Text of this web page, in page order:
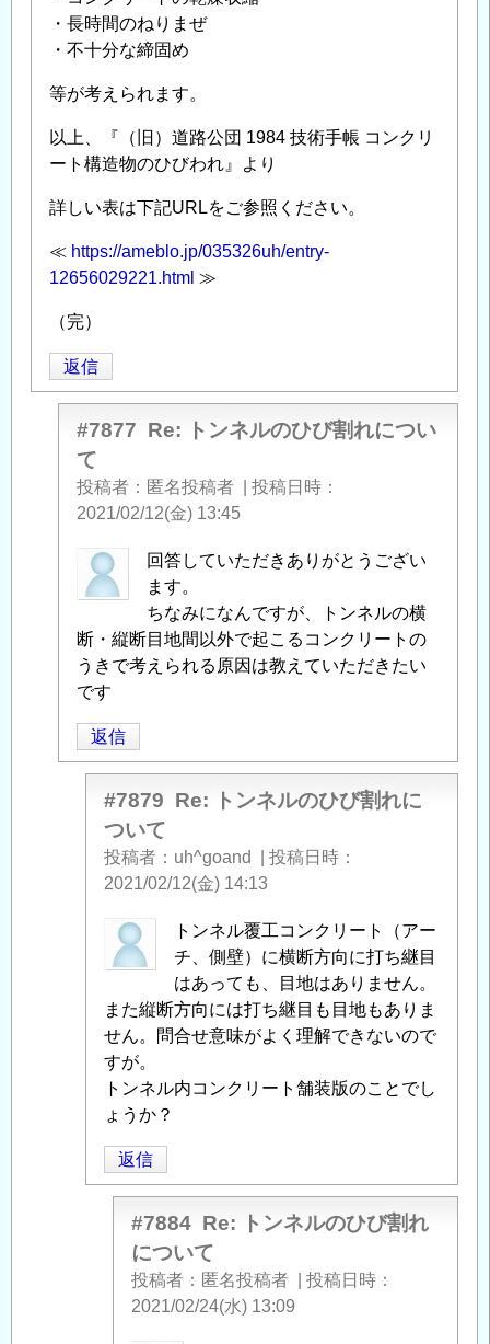
・長時間のねりまぜ
・不十分な締固め
等が考えられます。
以上、『（旧）道路公団 1984 技術手帳 コンクリ
ート構造物のひびわれ』より
詳しい表は下記URLをご参照ください。
≪ https://ameblo.jp/035326uh/entry-
12656029221.html ≫
（完）
返信
#7877 Re: トンネルのひび割れについ
て
投稿者 匿名投稿者
投稿日時
2021/02/12(金) 13:45
uh-
goand
よ
る
「Re:
ン
ネ
」
回答していただきありがとうござい
ます。
ちなみになんですが、トンネルの横
断・縦断目地間以外で起こるコンクリートの
うきで考えられる原因は教えていただきたい
です
返信
#7879 Re: トンネルのひび割れに
ついて
投稿者 uh^goand
投稿日時
2021/02/12(金) 14:13
匿
名
稿
者
に
よ
る
ト
ン
トンネル覆工コンクリート（アー
チ、側壁）に横断方向に打ち継目
はあっても、目地はありません。
また縦断方向には打ち継目も目地もありま
せん。問合せ意味がよく理解できないので
すが。
トンネル内コンクリート舗装版のことでし
ょうか？
返信
#7884 Re: トンネルのひび割れ
について
投稿者 匿名投稿者
投稿日時
2021/02/24(水) 13:09